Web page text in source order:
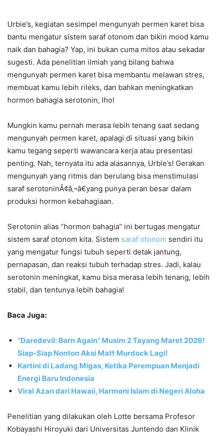
Urbie’s, kegiatan sesimpel mengunyah permen karet bisa
bantu mengatur sistem saraf otonom dan bikin mood kamu
naik dan bahagia? Yap, ini bukan cuma mitos atau sekadar
sugesti. Ada penelitian ilmiah yang bilang bahwa
mengunyah permen karet bisa membantu melawan stres,
membuat kamu lebih rileks, dan bahkan meningkatkan
hormon bahagia serotonin, lho!
Mungkin kamu pernah merasa lebih tenang saat sedang
mengunyah permen karet, apalagi di situasi yang bikin
kamu tegang seperti wawancara kerja atau presentasi
penting. Nah, ternyata itu ada alasannya, Urbie’s! Gerakan
mengunyah yang ritmis dan berulang bisa menstimulasi
saraf serotoninÃ¢â‚¬â€yang punya peran besar dalam
produksi hormon kebahagiaan.
Serotonin alias “hormon bahagia” ini bertugas mengatur
sistem saraf otonom kita. Sistem saraf otonom sendiri itu
yang mengatur fungsi tubuh seperti detak jantung,
pernapasan, dan reaksi tubuh terhadap stres. Jadi, kalau
serotonin meningkat, kamu bisa merasa lebih tenang, lebih
stabil, dan tentunya lebih bahagia!
Baca Juga:
“Daredevil: Born Again” Musim 2 Tayang Maret 2026!
Siap-Siap Nonton Aksi Matt Murdock Lagi!
Kartini di Ladang Migas, Ketika Perempuan Menjadi
Energi Baru Indonesia
Viral Azan dari Hawaii, Harmoni Islam di Negeri Aloha
Penelitian yang dilakukan oleh Lotte bersama Profesor
Kobayashi Hiroyuki dari Universitas Juntendo dan Klinik